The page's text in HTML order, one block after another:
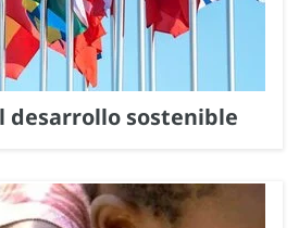
desarrollo sostenible